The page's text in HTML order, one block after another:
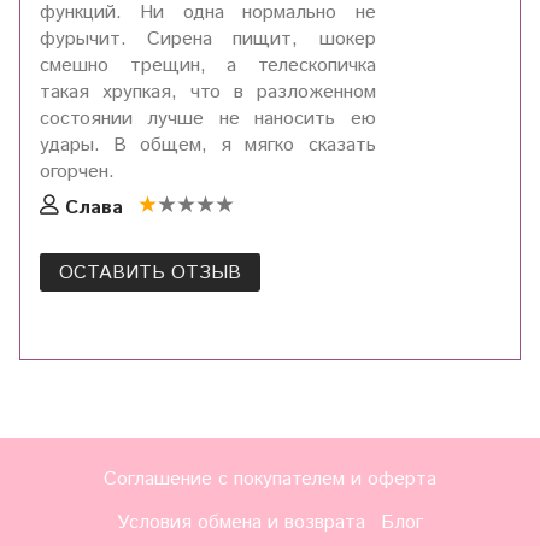
функций. Ни одна нормально не
фурычит. Сирена пищит, шокер
смешно трещин, а телескопичка
такая хрупкая, что в разложенном
состоянии лучше не наносить ею
удары. В общем, я мягко сказать
огорчен.
Слава
ОСТАВИТЬ ОТЗЫВ
Соглашение с покупателем и оферта
Условия обмена и возврата
Блог